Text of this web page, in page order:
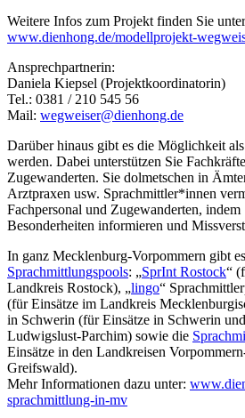
Weitere Infos zum Projekt finden Sie unter
www.dienhong.de/modellprojekt-
Ansprechpartnerin:
Daniela Kiepsel (Projektkoordinatorin)
Tel.: 0381 / 210 545 56
Mail: wegweiser@dienhong.de
Darüber hinaus gibt es die Möglichkeit
werden. Dabei unterstützen Sie
Zugewanderten. Sie dolmetschen in
Arztpraxen usw. Sprachmittler*innen
Fachpersonal und Zugewanderten,
Besonderheiten informieren und
In ganz Mecklenburg-Vorpommern gibt
Sprachmittlungspools: „SprInt Rostock“
Landkreis Rostock), „lingo“
(für Einsätze im Landkreis
in Schwerin (für Einsätze in Schwerin
Ludwigslust-Parchim) sowie die
Einsätze in den Landkreisen
Greifswald).
Mehr Informationen dazu unter:
sprachmittlung-in-mv